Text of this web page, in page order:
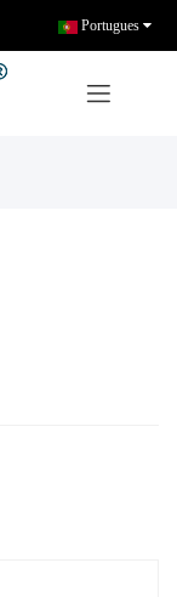
Portugues